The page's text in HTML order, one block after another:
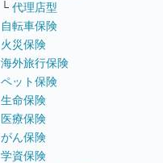
└ 代理店型
自転車保険
火災保険
海外旅行保険
ペット保険
生命保険
医療保険
がん保険
学資保険